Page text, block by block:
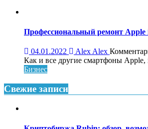
Профессиональный ремонт Apple
04.01.2022 Alex Alex
Как и все другие смартфоны Apple,
Бизнес
Свежие записи